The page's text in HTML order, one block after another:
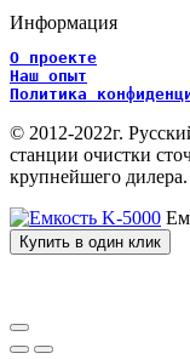
Информация
О проекте
Наш опыт
Политика
© 2012-2022г.
станции очистки
крупнейшего дилера.
Купить в один клик